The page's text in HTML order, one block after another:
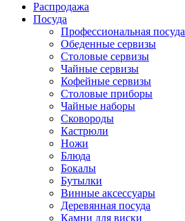
Распродажа
Посуда
Профессиональная посуда
Обеденные сервизы
Столовые сервизы
Чайные сервизы
Кофейные сервизы
Столовые приборы
Чайные наборы
Сковороды
Кастрюли
Ножи
Блюда
Бокалы
Бутылки
Винные аксессуары
Деревянная посуда
Камни для виски